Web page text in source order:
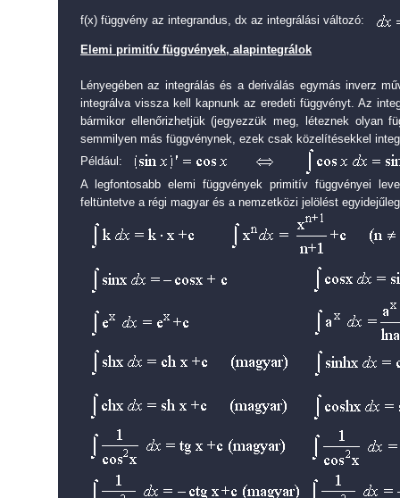
f(x) függvény az integrandus, dx az integrálási változó:
Elemi primitív függvények, alapintegrálok
Lényegében az integrálás és a deriválás egymás inverz
integrálva vissza kell kapnunk az eredeti függvényt. Az
bármikor ellenőrizhetjük (jegyezzük meg, léteznek olyan
semmilyen más függvénynek, ezek csak közelítésekkel
Például:
A legfontosabb elemi függvények primitív függvényei
feltüntetve a régi magyar és a nemzetközi jelölést